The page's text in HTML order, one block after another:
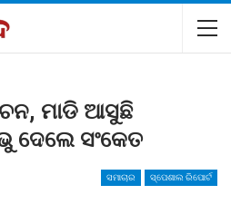
ମାଡି ଆସୁଛି
ଦେଲେ ସଂକେତ
ସମାଚାର ସ୍ପେଶାଲ ରିପୋର୍ଟ